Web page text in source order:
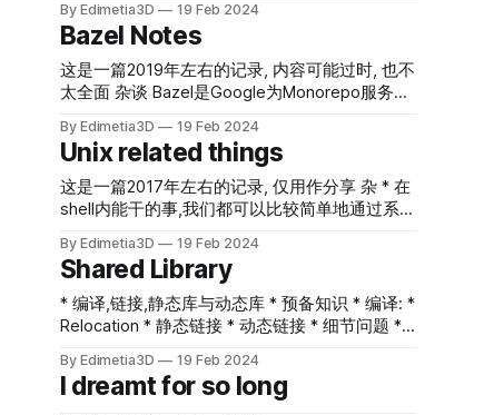
yield 711 # hangs here after second coro.send
return def main(): coro = co_routine() # Create
a new coroutine object value =
coro.send(None)
.cc 文件中 2. 在gdb中不但可以获得常规的调试
信息, 还可以获得python VM 的调试信息, 例如获
得python的调用栈, 访问Python局部变量等. 这将
会在调试exception时(如Segmentfalut)非常有
行代码往往可以提供一些直观的重要信息. 第一
步: 编译源码以获得一些辅助数据. 我们并不真的
需要使用从源码编译的Python, 但是一些调试相
关的辅助文件需要从源码中获得, 包括 python-
gdb.py及debug symbol等. 在
https://www.python.org/ftp/python/ 或
https://github.com/python/cpython
By Edimetia3D 19 Feb 2024
Bazel Notes
这是一篇2019年左右的记录, 内容可能过时, 也不
太全面 杂谈 Bazel是Google为Monorepo服务而
事情总是会变得更复杂. 而Google面对的"巨大
Monorepo",应该是世间罕有的. 然后是
Monorepo,这极大的影响了代码的组织风格.例
如,你要写一个操作系统内核ProjectOS,还要写一
个项目会组织到两个不同的Repo里,PorjectOS和
ProjectGame之间无法直接相互引用,例如,你在
ProjectOS里写了一个高级的数据结构,想要在
Game里也使用,要么直接复制粘贴,要么是创建一
个新的CommonRepo,把可公用的代码都放在
Common里,然后两个项目各自引入Common作
为依赖. 使用MonoRepo则不存在这个问
题,Game可以直接依赖OS内的组件,按照Bazel的
By Edimetia3D 19 Feb 2024
Unix related things
这是一篇2017年左右的记录, 仅用作分享 杂 * 在
shell内能干的事,我们都可以比较简单地通过系统
示CTRL * windows的系统调用是不开放
的,windows下只能直接使用windows.h里的
windows API. * /dev目录下的设备是供用于程序
直接使用的,主要由block,char,pipe,socket类型 *
/sys/device/目录称为sysfs,他下面存放了所有设
备的信息.(不能直接从/dev获得任何设备信息) *
By Edimetia3D 19 Feb 2024
Shared Library
* 编译,链接,静态库与动态库 * 预备知识 * 编译: *
Relocation * 静态链接 * 动态链接 * 细节问题 *
文件定位的规则 * 动态relocation细节 * dlopen *
fPIC * 控制DSO的dynsym符号导出 * Versioning
By Edimetia3D 19 Feb 2024
I dreamt for so long